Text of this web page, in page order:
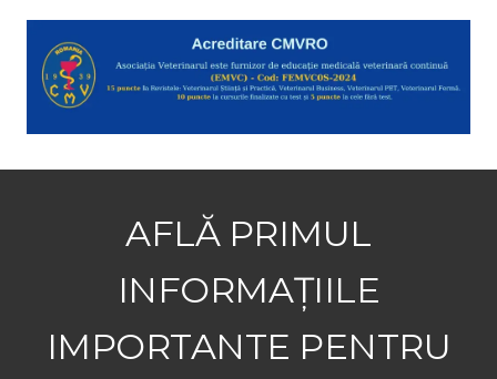
AFLĂ PRIMUL
INFORMAȚIILE
IMPORTANTE PENTRU